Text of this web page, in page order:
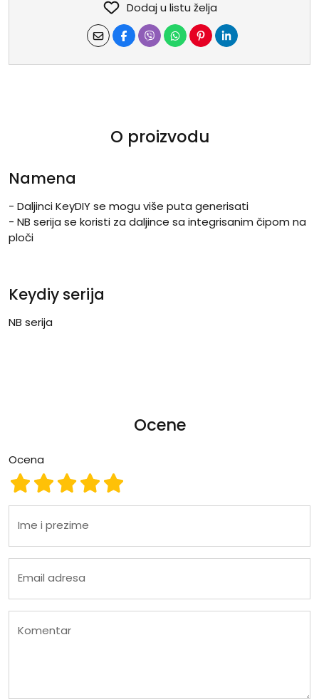
Dodaj u listu želja
O proizvodu
Namena
- Daljinci KeyDIY se mogu više puta generisati
- NB serija se koristi za daljince sa integrisanim čipom na
ploči
Keydiy serija
NB serija
Ocene
Ocena
Ocena 5
Ocena 4
Ocena 3
Ocena 2
Ocena 1
Ime i prezime
Email adresa
Komentar